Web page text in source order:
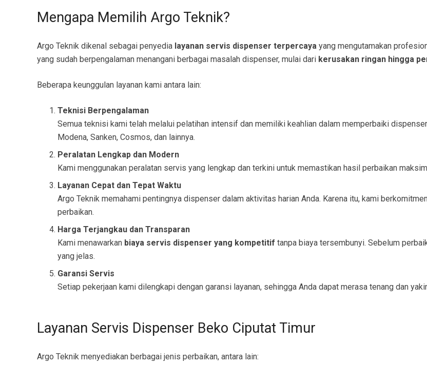
Mengapa Memilih Argo Teknik?
Argo Teknik dikenal sebagai penyedia layanan servis dispenser terpercaya yang mengutamakan
yang sudah berpengalaman menangani berbagai masalah dispenser, mulai dari kerusakan ringan hingga
Beberapa keunggulan layanan kami antara lain:
Teknisi Berpengalaman
Semua teknisi kami telah melalui pelatihan intensif dan memiliki keahlian dalam memperbaiki
Modena, Sanken, Cosmos, dan lainnya.
Peralatan Lengkap dan Modern
Kami menggunakan peralatan servis yang lengkap dan terkini untuk memastikan hasil perbaikan
Layanan Cepat dan Tepat Waktu
Argo Teknik memahami pentingnya dispenser dalam aktivitas harian Anda. Karena itu, kami
perbaikan.
Harga Terjangkau dan Transparan
Kami menawarkan biaya servis dispenser yang kompetitif tanpa biaya tersembunyi. Sebelum
yang jelas.
Garansi Servis
Setiap pekerjaan kami dilengkapi dengan garansi layanan, sehingga Anda dapat merasa tenang dan
Layanan Servis Dispenser Beko Ciputat Timur
Argo Teknik menyediakan berbagai jenis perbaikan, antara lain: